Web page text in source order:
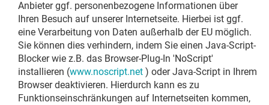
Anbieter ggf. personenbezogene Informationen über
Ihren Besuch auf unserer Internetseite. Hierbei ist ggf.
eine Verarbeitung von Daten außerhalb der EU möglich.
Sie können dies verhindern, indem Sie einen Java-Script-
Blocker wie z.B. das Browser-Plug-In 'NoScript'
installieren (www.noscript.net ) oder Java-Script in Ihrem
Browser deaktivieren. Hierdurch kann es zu
Funktionseinschränkungen auf Internetseiten kommen,